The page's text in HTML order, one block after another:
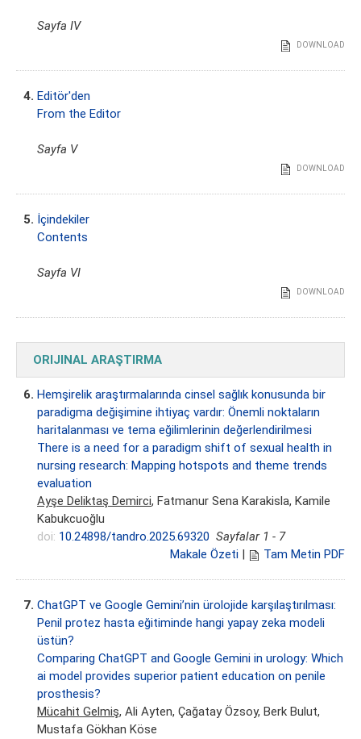
Sayfa IV
DOWNLOAD
4. Editör'den
From the Editor
Sayfa V
DOWNLOAD
5. İçindekiler
Contents
Sayfa VI
DOWNLOAD
ORIJINAL ARAŞTIRMA
6. Hemşirelik araştırmalarında cinsel sağlık konusunda bir
paradigma değişimine ihtiyaç vardır: Önemli noktaların
haritalanması ve tema eğilimlerinin değerlendirilmesi
There is a need for a paradigm shift of sexual health in
nursing research: Mapping hotspots and theme trends
evaluation
Ayşe Deliktaş Demirci, Fatmanur Sena Karakisla, Kamile
Kabukcuoğlu
doi: 10.24898/tandro.2025.69320 Sayfalar 1 - 7
Makale Özeti
Tam Metin PDF
7. ChatGPT ve Google Gemini’nin ürolojide karşılaştırılması:
Penil protez hasta eğitiminde hangi yapay zeka modeli
üstün?
Comparing ChatGPT and Google Gemini in urology: Which
ai model provides superior patient education on penile
prosthesis?
Mücahit Gelmiş, Ali Ayten, Çağatay Özsoy, Berk Bulut,
Mustafa Gökhan Köse